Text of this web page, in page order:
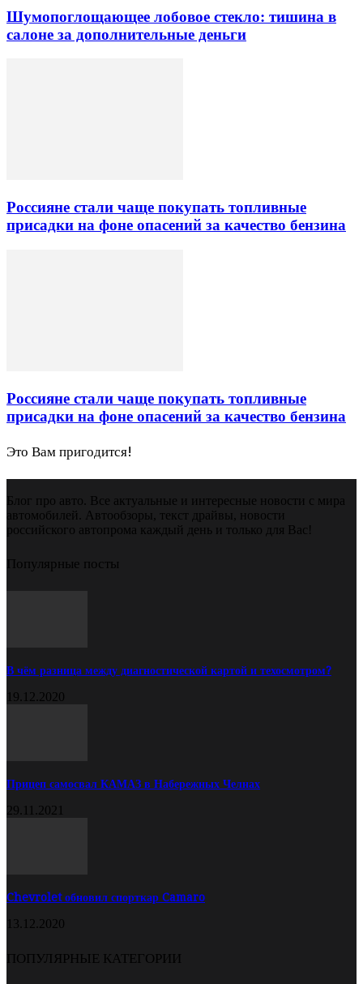
Шумопоглощающее лобовое стекло: тишина в
салоне за дополнительные деньги
Россияне стали чаще покупать топливные
присадки на фоне опасений за качество бензина
Россияне стали чаще покупать топливные
присадки на фоне опасений за качество бензина
Это Вам пригодится!
Блог про авто. Все актуальные и интересные новости с мира
автомобилей. Автообзоры, текст драйвы, новости
российского автопрома каждый день и только для Вас!
Популярные посты
В чём разница между диагностической картой и техосмотром?
19.12.2020
Прицеп самосвал КАМАЗ в Набережных Челнах
29.11.2021
Chevrolet обновил спорткар Camaro
13.12.2020
ПОПУЛЯРНЫЕ КАТЕГОРИИ